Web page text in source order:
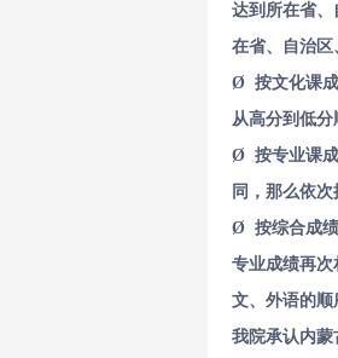
达到所在省
在省、自治区
Ø 按文化课成
从高分到低分
Ø 按专业课成
同，那么依
Ø 按综合成绩
专业成绩再
文、外语的顺
我院承认内蒙